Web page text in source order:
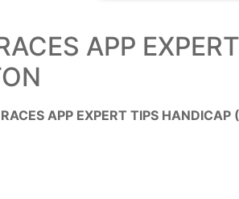
APP
APP EXPERT TIPS HANDICAP